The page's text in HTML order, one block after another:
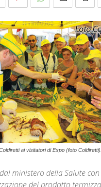
ai visitatori di Expo (foto Coldiretti).
ministero della Salute
del prodotto